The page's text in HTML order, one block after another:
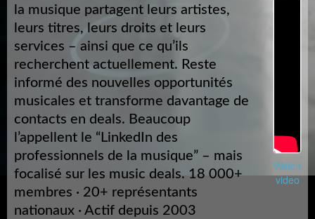
la musique partagent leurs artistes,
leurs titres, leurs droits et leurs
services – ainsi que ce qu’ils
recherchent actuellement. Reste
informé des nouvelles opportunités
musicales et transforme davantage de
contacts en deals. Beaucoup
l’appellent le “LinkedIn des
professionnels de la musique” – mais
focalisé sur les music deals. 18 000+
membres · 20+ représentants
nationaux · Actif depuis 2003
Watch
video